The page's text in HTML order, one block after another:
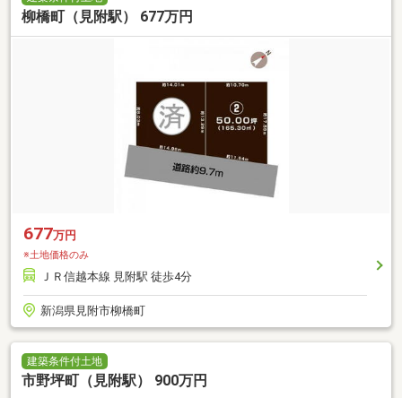
柳橋町（見附駅） 677万円
677万円
※土地価格のみ
ＪＲ信越本線 見附駅 徒歩4分
新潟県見附市柳橋町
建築条件付土地
市野坪町（見附駅） 900万円